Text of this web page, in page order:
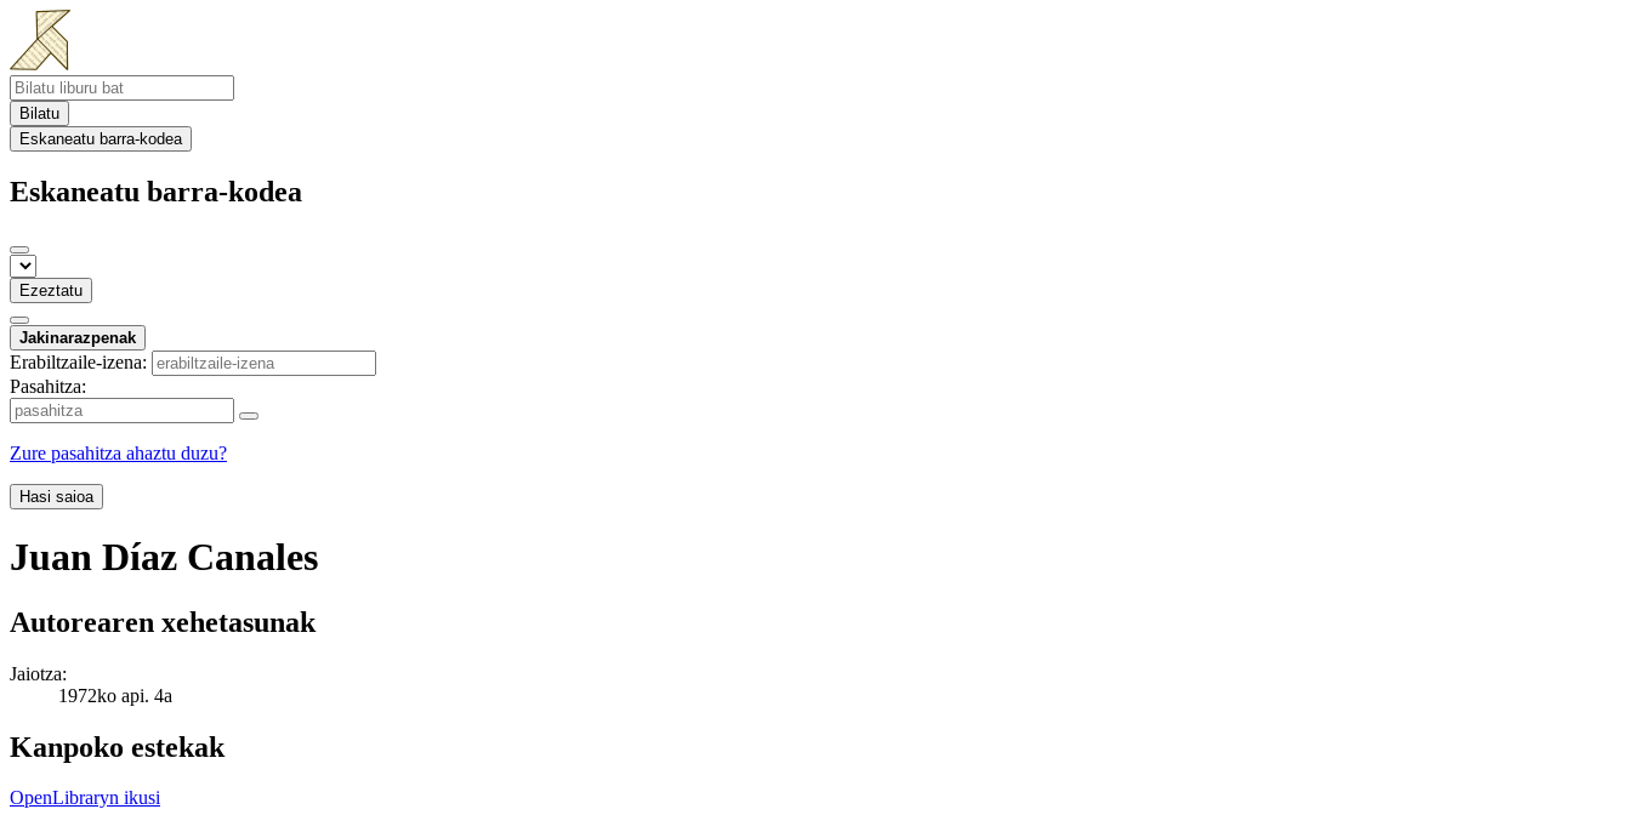
Bilatu
Eskaneatu barra-kodea
Eskaneatu barra-kodea
Ezeztatu
Jakinarazpenak
Erabiltzaile-izena:
Pasahitza:
Zure pasahitza ahaztu duzu?
Hasi saioa
Juan Díaz Canales
Autorearen xehetasunak
Jaiotza:
1972ko api. 4a
Kanpoko estekak
OpenLibraryn ikusi